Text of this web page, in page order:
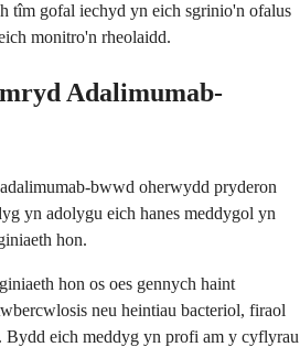
tîm gofal iechyd yn eich sgrinio'n ofalus
monitro'n rheolaidd.
Adalimumab-
bwwd oherwydd pryderon
yn adolygu eich hanes meddygol yn
hon.
hon os oes gennych haint
neu heintiau bacteriol, firaol
eich meddyg yn profi am y cyflyrau